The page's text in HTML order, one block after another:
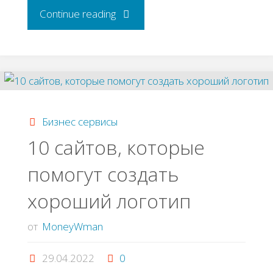
Continue reading"Сервисы
Бизнес сервисы
10 сайтов, которые
помогут создать
хороший логотип
от MoneyWman
29.04.2022 0